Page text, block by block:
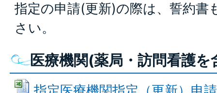
指定の申請(更新)の際は、誓約書
さい。
医療機関(薬局・訪問看護を